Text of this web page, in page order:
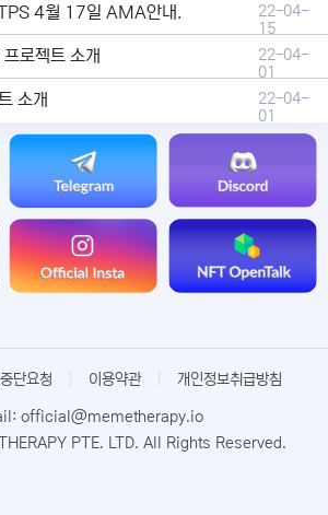
4월 17일 AMA안내.
22-04-
15
로젝트 소개
22-04-
01
소개
22-04-
01
단요청 이용약관 개인정보취급방침
official@memetherapy.io
PTE. LTD. All Rights Reserved.